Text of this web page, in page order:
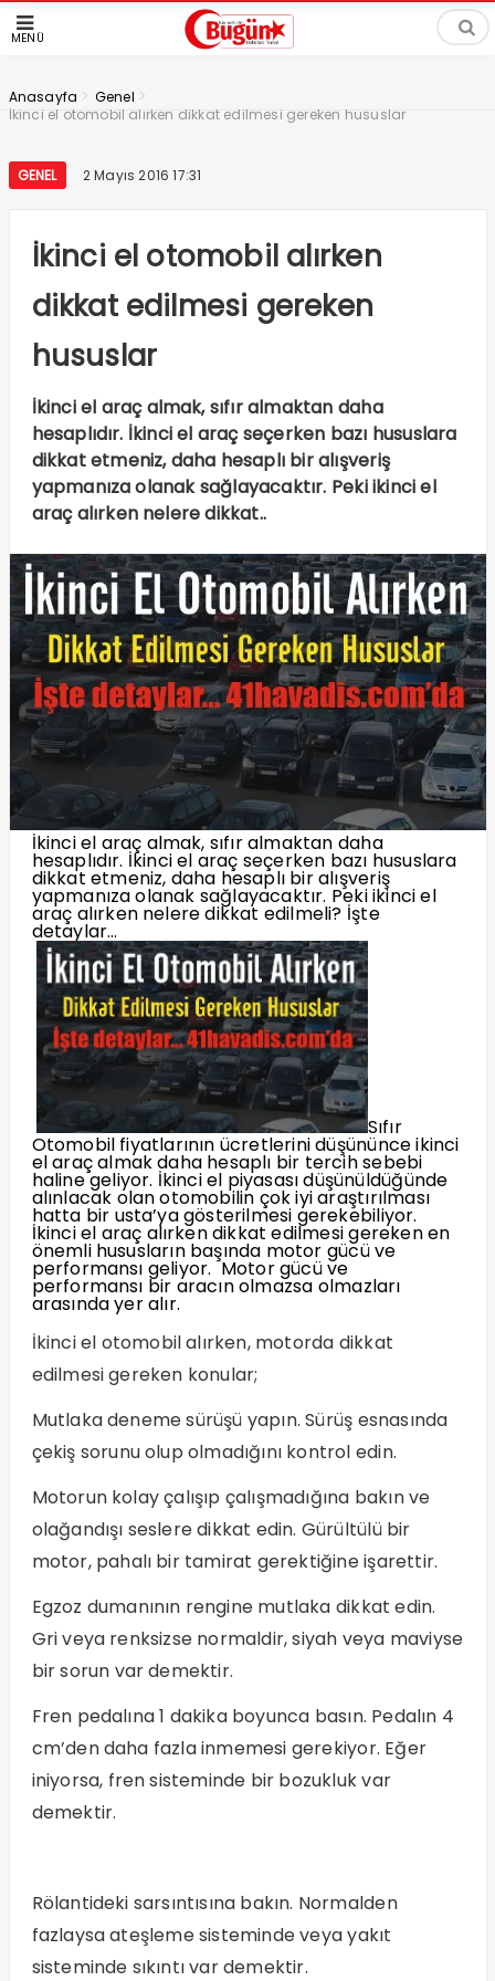
MENÜ
Anasayfa > Genel >
İkinci el otomobil alırken dikkat edilmesi gereken hususlar
GENEL 2 Mayıs 2016 17:31
İkinci el otomobil alırken
dikkat edilmesi gereken
hususlar
İkinci el araç almak, sıfır almaktan daha
hesaplıdır. İkinci el araç seçerken bazı hususlara
dikkat etmeniz, daha hesaplı bir alışveriş
yapmanıza olanak sağlayacaktır. Peki ikinci el
araç alırken nelere dikkat..
İkinci el araç almak, sıfır almaktan daha
hesaplıdır. İkinci el araç seçerken bazı hususlara
dikkat etmeniz, daha hesaplı bir alışveriş
yapmanıza olanak sağlayacaktır. Peki ikinci el
araç alırken nelere dikkat edilmeli? İşte
detaylar…
Sıfır
Otomobil fiyatlarının ücretlerini düşününce ikinci
el araç almak daha hesaplı bir tercih sebebi
haline geliyor. İkinci el piyasası düşünüldüğünde
alınlacak olan otomobilin çok iyi araştırılması
hatta bir usta’ya gösterilmesi gerekebiliyor.
İkinci el araç alırken dikkat edilmesi gereken en
önemli hususların başında motor gücü ve
performansı geliyor. Motor gücü ve
performansı bir aracın olmazsa olmazları
arasında yer alır.
İkinci el otomobil alırken, motorda dikkat
edilmesi gereken konular;
Mutlaka deneme sürüşü yapın. Sürüş esnasında
çekiş sorunu olup olmadığını kontrol edin.
Motorun kolay çalışıp çalışmadığına bakın ve
olağandışı seslere dikkat edin. Gürültülü bir
motor, pahalı bir tamirat gerektiğine işarettir.
Egzoz dumanının rengine mutlaka dikkat edin.
Gri veya renksizse normaldir, siyah veya maviyse
bir sorun var demektir.
Fren pedalına 1 dakika boyunca basın. Pedalın 4
cm’den daha fazla inmemesi gerekiyor. Eğer
iniyorsa, fren sisteminde bir bozukluk var
demektir.
Rölantideki sarsıntısına bakın. Normalden
fazlaysa ateşleme sisteminde veya yakıt
sisteminde sıkıntı var demektir.